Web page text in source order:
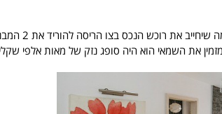
במהלך הבדיקה